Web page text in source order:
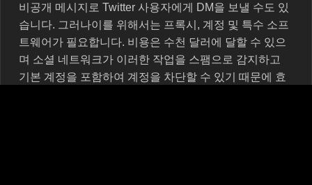
비공개 메시지로 Twitter 사용자에게 DM을 보낼 수도 있
습니다. 그러나이를 위해서는 프록시, 계정 및 특수 소프
트웨어가 필요합니다. 비용은 수천 달러에 달할 수 있으
며 소셜 네트워크가 이러한 작업을 스팸으로 감지하고
기본 계정을 포함하여 계정을 차단할 수 있기 때문에 효